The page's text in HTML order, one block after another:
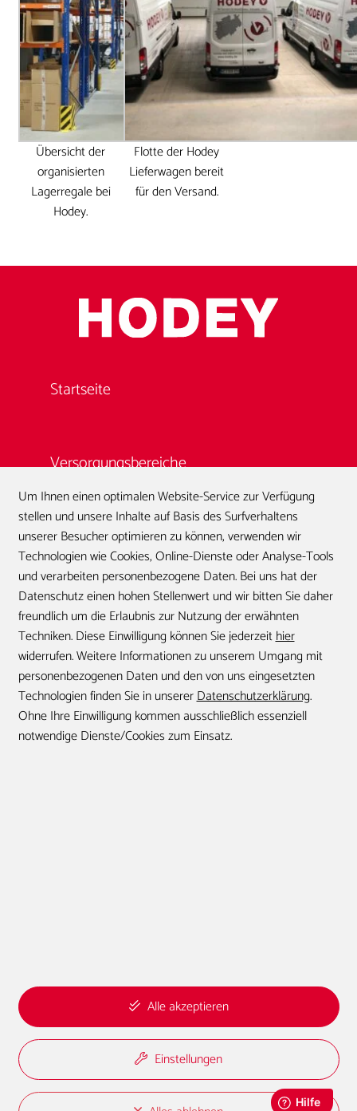
Übersicht der
organisierten
Lagerregale bei
Hodey.
Flotte der Hodey
Lieferwagen bereit
für den Versand.
Startseite
Versorgungsbereiche
Standorte Karriere
Kontakt
FAQ Impressum Datenschutz
Um Ihnen einen optimalen Website-Service zur Verfügung
stellen und unsere Inhalte auf Basis des Surfverhaltens
unserer Besucher optimieren zu können, verwenden wir
Technologien wie Cookies, Online-Dienste oder Analyse-Tools
und verarbeiten personenbezogene Daten. Bei uns hat der
Datenschutz einen hohen Stellenwert und wir bitten Sie daher
freundlich um die Erlaubnis zur Nutzung der erwähnten
Techniken. Diese Einwilligung können Sie jederzeithier
widerrufen. Weitere Informationen zu unserem Umgang mit
personenbezogenen Daten und den von uns eingesetzten
Technologien finden Sie in unsererDatenschutzerklärung.
Ohne Ihre Einwilligung kommen ausschließlich essenziell
notwendige Dienste/Cookies zum Einsatz.
Essenzielle Cookies
Diese Cookies werden für die Grundfunktionen der Website benötigt
Google Analytics & Google Tag Manager
Tools für die Datenverkehrs-, Verhaltens- und Besucheranalyse von
Alle akzeptieren
Einstellungen